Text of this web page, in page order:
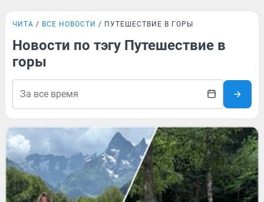
ЧИТА ВСЕ НОВОСТИ ПУТЕШЕСТВИЕ В ГОРЫ
Новости по тэгу Путешествие в
горы